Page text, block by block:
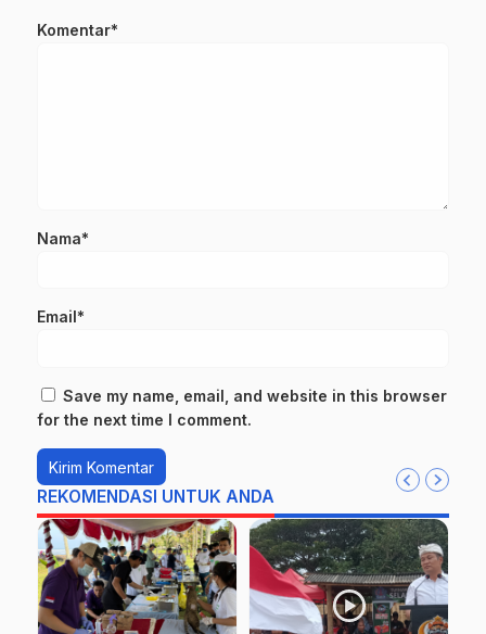
Komentar*
Nama*
Email*
Save my name, email, and website in this browser
for the next time I comment.
REKOMENDASI UNTUK ANDA